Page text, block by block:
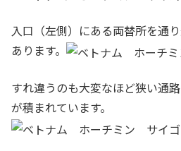
入口（左側）にある両替所を通
あります。
すれ違うのも大変なほど狭い通
が積まれています。